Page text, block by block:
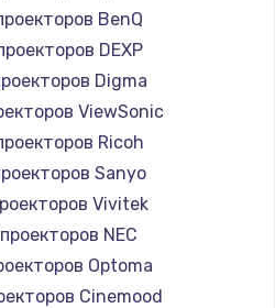
BenQ
DEXP
Digma
ViewSonic
Ricoh
Sanyo
Vivitek
NEC
Optoma
Cinemood